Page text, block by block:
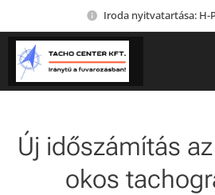
Iroda nyitvatartása: H-
Új időszámítás
okos